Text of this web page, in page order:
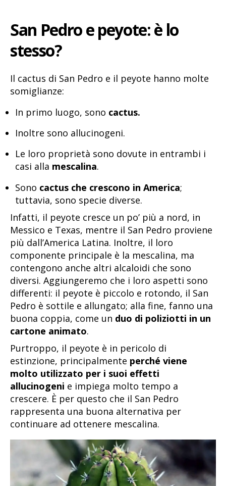
San Pedro e peyote: è lo
stesso?
Il cactus di San Pedro e il peyote hanno molte
somiglianze:
In primo luogo, sono cactus.
Inoltre sono allucinogeni.
Le loro proprietà sono dovute in entrambi i
casi alla mescalina.
Sono cactus che crescono in America;
tuttavia, sono specie diverse.
Infatti, il peyote cresce un po’ più a nord, in
Messico e Texas, mentre il San Pedro proviene
più dall’America Latina. Inoltre, il loro
componente principale è la mescalina, ma
contengono anche altri alcaloidi che sono
diversi. Aggiungeremo che i loro aspetti sono
differenti: il peyote è piccolo e rotondo, il San
Pedro è sottile e allungato; alla fine, fanno una
buona coppia, come un duo di poliziotti in un
cartone animato.
Purtroppo, il peyote è in pericolo di
estinzione, principalmente perché viene
molto utilizzato per i suoi effetti
allucinogeni e impiega molto tempo a
crescere. È per questo che il San Pedro
rappresenta una buona alternativa per
continuare ad ottenere mescalina.